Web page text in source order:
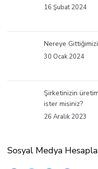
16 Şubat 2024
Nereye
30 Ocak 2024
Şirketinizin
ister misiniz?
26 Aralık 2023
Sosyal Medya